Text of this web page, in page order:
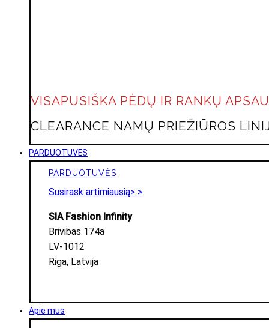
VISAPUSIŠKA PĖDŲ IR RANKŲ
CLEARANCE NAMŲ PRIEŽIŪROS
PARDUOTUVĖS
PARDUOTUVĖS
Susirask artimiausią> >
SIA Fashion Infinity
Brivibas 174a
LV-1012
Riga, Latvija
Apie mus